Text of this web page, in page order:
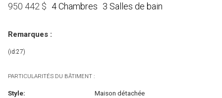
950 442 $ 4 Chambres 3 Salles de bain
Remarques :
(id:27)
PARTICULARITÉS DU BÂTIMENT :
Style:
Maison détachée